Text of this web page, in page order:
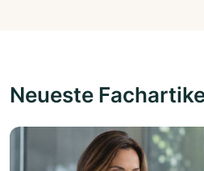
Neueste